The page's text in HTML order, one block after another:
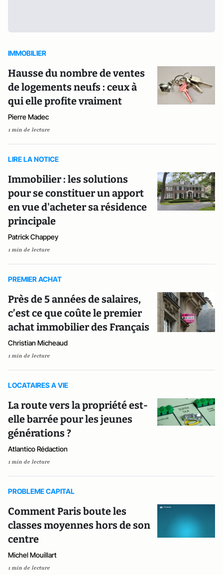
IMMOBILIER
Hausse du nombre de ventes
de logements neufs : ceux à
qui elle profite vraiment
Pierre Madec
1 min de lecture
LIRE LA NOTICE
Immobilier : les solutions
pour se constituer un apport
en vue d'acheter sa résidence
principale
Patrick Chappey
1 min de lecture
PREMIER ACHAT
Près de 5 années de salaires,
c’est ce que coûte le premier
achat immobilier des Français
Christian Micheaud
1 min de lecture
LOCATAIRES A VIE
La route vers la propriété est-
elle barrée pour les jeunes
générations ?
Atlantico Rédaction
1 min de lecture
PROBLEME CAPITAL
Comment Paris boute les
classes moyennes hors de son
centre
Michel Mouillart
1 min de lecture